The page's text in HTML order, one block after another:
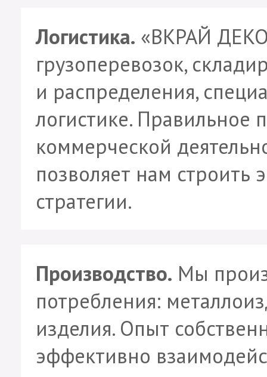
Логистика. «ВКРАЙ
грузоперевозок,
и распределения,
логистике. Правильное
коммерческой
позволяет нам строить
стратегии.
Производство. Мы
потребления:
изделия. Опыт
эффективно